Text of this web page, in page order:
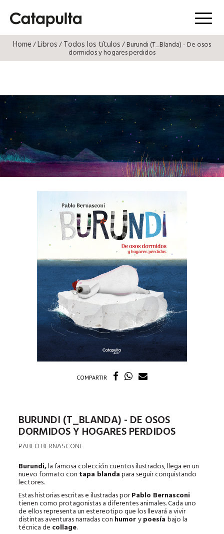
Menú
Home/Libros/Todos los títulos/ Burundi (T_Blanda) - De osos
dormidos y hogares perdidos
COMPARTIR
BURUNDI (T_BLANDA) - DE OSOS
DORMIDOS Y HOGARES PERDIDOS
PABLO BERNASCONI
Burundi,la famosa colección cuentos ilustrados, llega en un
nuevo formato con tapa blandapara seguir conquistando
lectores.
Estas historias escritas e ilustradas porPablo Bernasconi
tienen como protagonistas a diferentes animales. Cada uno
de ellos representa un estereotipo que los llevará a vivir
distintas aventuras narradas con humorypoesíabajo la
técnica de collage.